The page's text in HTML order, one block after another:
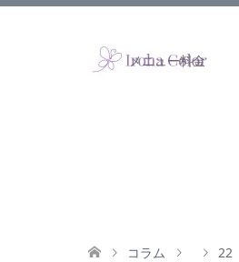
メニュー料金
コラム 22